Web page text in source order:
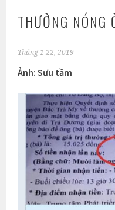
THƯỞNG NÓNG
Tháng 1 22, 2019
Ảnh: Sưu tầm